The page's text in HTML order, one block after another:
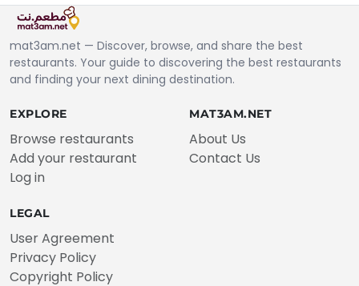
mat3am.net — Discover, browse, and share the best
restaurants. Your guide to discovering the best restaurants
and finding your next dining destination.
EXPLORE
Browse restaurants
Add your restaurant
Log in
MAT3AM.NET
About Us
Contact Us
LEGAL
User Agreement
Privacy Policy
Copyright Policy